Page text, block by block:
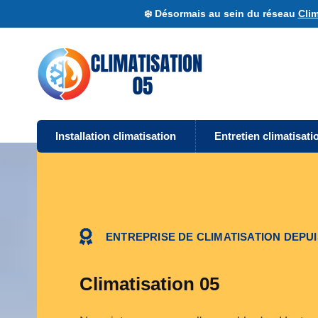
❄️ Désormais au sein du réseau
Installation climatisation Entretien
ENTREPRISE DE CLIMATISATION
Climatisation 05